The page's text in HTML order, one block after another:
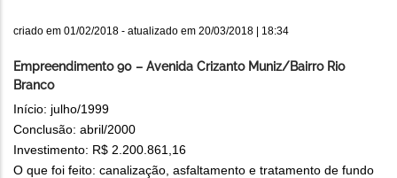
criado em 01/02/2018 - atualizado em 20/03/2018 | 18:34
Empreendimento 90 – Avenida Crizanto Muniz/Bairro Rio
Branco
Início: julho/1999
Conclusão: abril/2000
Investimento: R$ 2.200.861,16
O que foi feito: canalização, asfaltamento e tratamento de fundo